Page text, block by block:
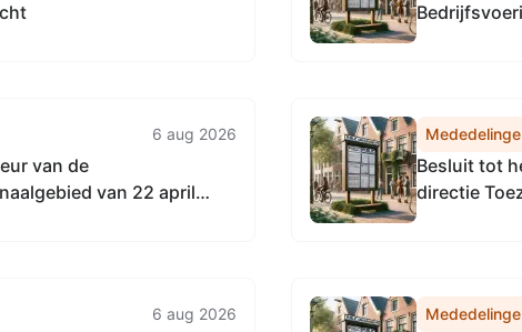
6 aug 2026
van de
van 22 april
Besluit tot
directie
6 aug 2026